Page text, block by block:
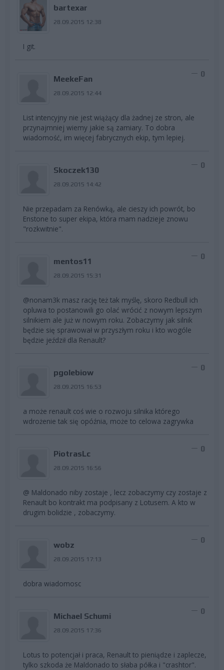
bartexar
28.09.2015 12:38
I git.
MeekeFan
28.09.2015 12:44
0
List intencyjny nie jest wiążący dla żadnej ze stron, ale
przynajmniej wiemy jakie są zamiary. To dobra
wiadomość, im więcej fabrycznych ekip, tym lepiej.
Skoczek130
28.09.2015 14:42
0
Nie przepadam za Renówką, ale cieszy ich powrót, bo
Enstone to super ekipa, która mam nadzieje znowu
"rozkwitnie".
mentos11
28.09.2015 15:31
0
@nonam3k masz rację też tak myślę, skoro Redbull ich
opluwa to postanowili go olać wrócić z nowym lepszym
silnikiem ale już w nowym roku. Zobaczymy jak silnik
będzie się sprawował w przyszłym roku i kto wogóle
będzie jeździł dla Renault?
pgolebiow
28.09.2015 16:53
0
a może renault coś wie o rozwoju silnika którego
wdrożenie tak się opóźnia, może to celowa zagrywka
PiotrasLc
28.09.2015 16:56
0
@ Maldonado niby zostaje , lecz zobaczymy czy zostaje z
Renault bo kontrakt ma podpisany z Lotusem. A kto w
drugim bolidzie , zobaczymy.
wobz
28.09.2015 17:13
0
dobra wiadomosc
Michael Schumi
28.09.2015 17:36
0
Lotus to potencjał i praca, Renault to pieniądze i zaplecze,
tylko szkoda że Maldonado to słaba półka i "crashtor".